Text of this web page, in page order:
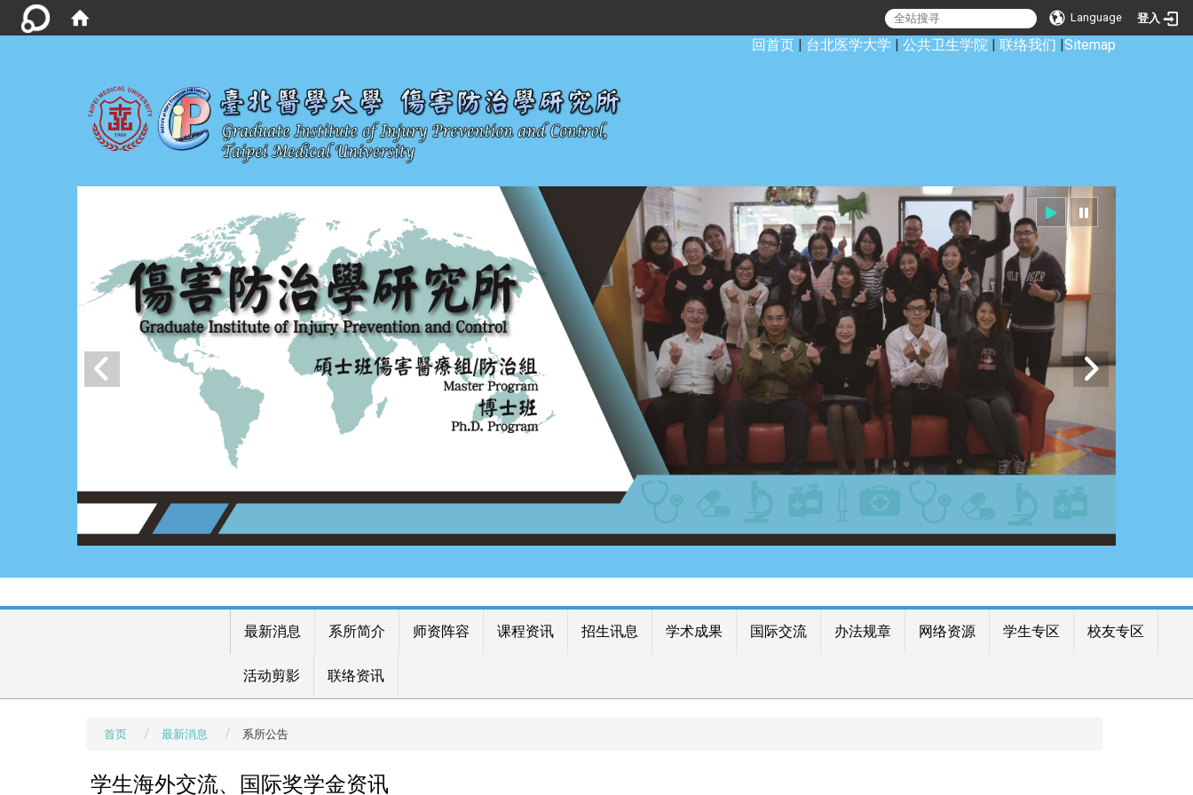
Language 登入
回首页 | 台北医学大学 | 公共卫生学院 | 联络我们 |Sitemap
最新消息 系所简介 师资阵容 课程资讯 招生讯息 学术成果 国际交流 办法规章 网络资源 学生专区 校友专区
活动剪影 联络资讯
首页 最新消息 系所公告
学生海外交流、国际奖学金资讯